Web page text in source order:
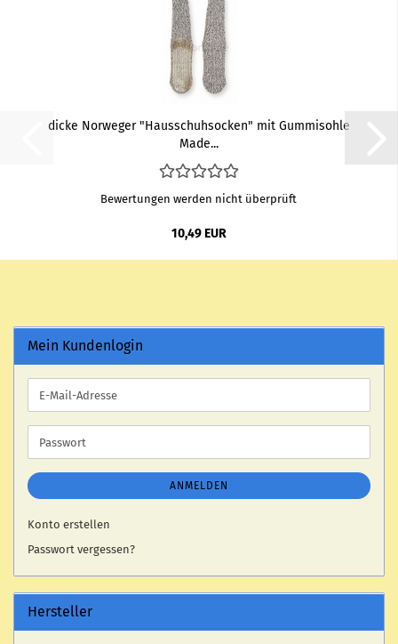
dicke Nor­we­ger "Haus­schuh­so­cken" mit Gum­mi­soh­le
Made...
Bewertungen werden nicht überprüft
10,49 EUR
Mein Kundenlogin
E-
Mail-
Adresse
Passwort
ANMELDEN
Konto erstellen
Passwort vergessen?
Hersteller